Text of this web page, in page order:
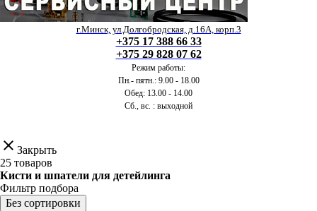
г.Минск, ул.Долгобродская, д.16А, корп.3
+375 17 388 66 33
+375 29 828 07 62
Режим работы:
Пн.- пятн.: 9.00 - 18.00
Обед: 13.00 - 14.00
Сб., вс. : выходной
clear Закрыть
25 товаров
Кисти и шпатели для детейлинга
Фильтр подбора
Без сортировки